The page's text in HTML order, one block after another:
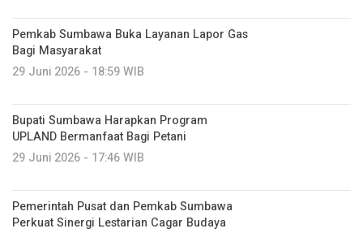
Pemkab Sumbawa Buka Layanan Lapor Gas
Bagi Masyarakat
29 Juni 2026 - 18:59 WIB
Bupati Sumbawa Harapkan Program
UPLAND Bermanfaat Bagi Petani
29 Juni 2026 - 17:46 WIB
Pemerintah Pusat dan Pemkab Sumbawa
Perkuat Sinergi Lestarian Cagar Budaya